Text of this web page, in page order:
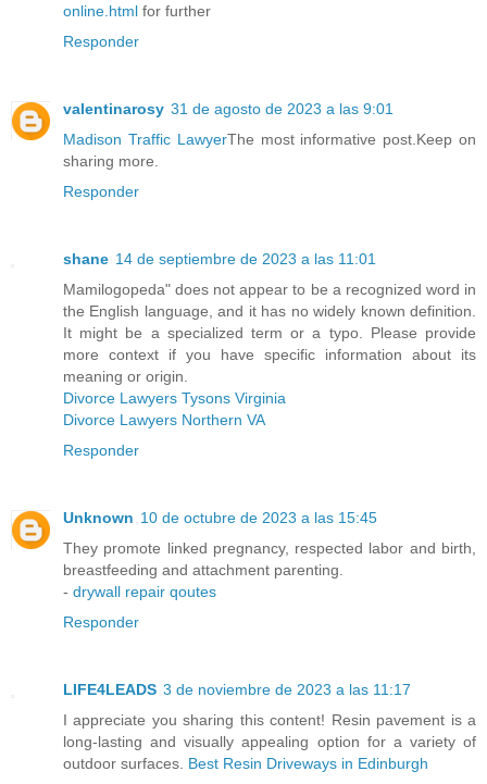
online.html for further
Responder
valentinarosy 31 de agosto de 2023 a las 9:01
Madison Traffic LawyerThe most informative post.Keep on
sharing more.
Responder
shane 14 de septiembre de 2023 a las 11:01
Mamilogopeda" does not appear to be a recognized word in
the English language, and it has no widely known definition.
It might be a specialized term or a typo. Please provide
more context if you have specific information about its
meaning or origin.
Divorce Lawyers Tysons Virginia
Divorce Lawyers Northern VA
Responder
Unknown 10 de octubre de 2023 a las 15:45
They promote linked pregnancy, respected labor and birth,
breastfeeding and attachment parenting.
- drywall repair qoutes
Responder
LIFE4LEADS 3 de noviembre de 2023 a las 11:17
I appreciate you sharing this content! Resin pavement is a
long-lasting and visually appealing option for a variety of
outdoor surfaces. Best Resin Driveways in Edinburgh